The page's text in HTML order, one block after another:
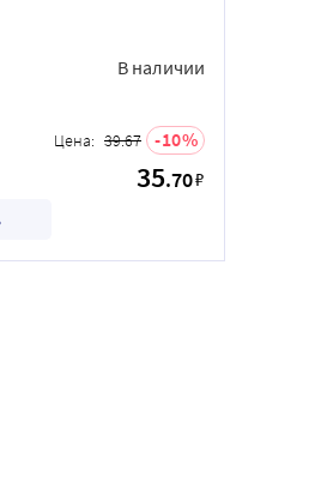
В наличии
Цена: 39.67 10
35.70₽